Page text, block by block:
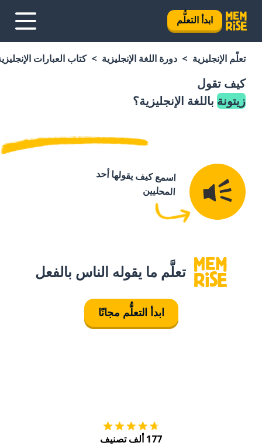
ابدأ التعلُّم
تعلَّم الإنجليزية دورة اللغة الإنجليزية كتاب العبارات
كيف تقول
زيتونة باللغة الإنجليزية؟
اسمع كيف يقولها أحد
المحليين
تعلَّم ما يقوله الناس بالفعل
ابدأ التعلُّم مجانًا
177 ألف تصنيف